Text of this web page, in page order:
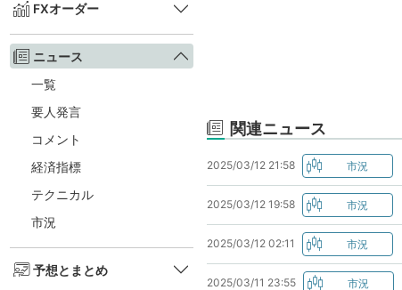
FXオーダー
ニュース
一覧
要人発言
コメント
経済指標
テクニカル
市況
予想とまとめ
関連ニュース
2025/03/12 21:58
2025/03/12 19:58
2025/03/12 02:11
2025/03/11 23:55